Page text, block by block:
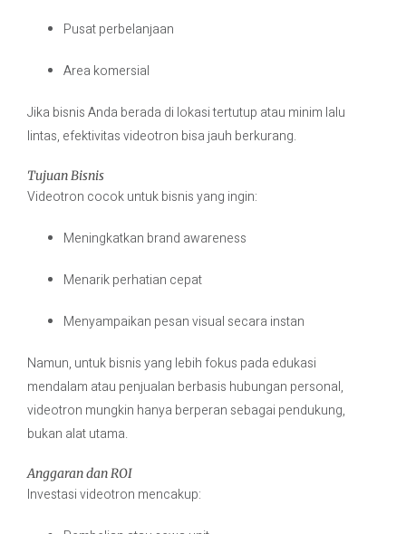
Pusat perbelanjaan
Area komersial
Jika bisnis Anda berada di lokasi tertutup atau minim lalu
lintas, efektivitas videotron bisa jauh berkurang.
Tujuan Bisnis
Videotron cocok untuk bisnis yang ingin:
Meningkatkan brand awareness
Menarik perhatian cepat
Menyampaikan pesan visual secara instan
Namun, untuk bisnis yang lebih fokus pada edukasi
mendalam atau penjualan berbasis hubungan personal,
videotron mungkin hanya berperan sebagai pendukung,
bukan alat utama.
Anggaran dan ROI
Investasi videotron mencakup: